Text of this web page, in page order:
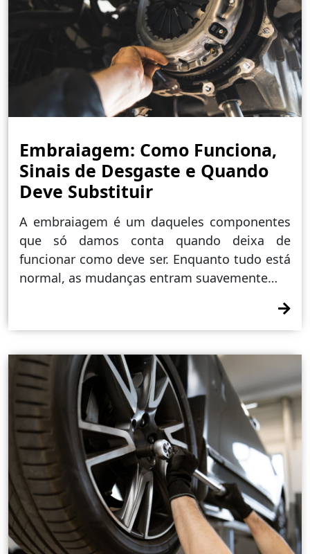
Embraiagem: Como Funciona,
Sinais de Desgaste e Quando
Deve Substituir
A embraiagem é um daqueles componentes
que só damos conta quando deixa de
funcionar como deve ser. Enquanto tudo está
normal, as mudanças entram suavemente…